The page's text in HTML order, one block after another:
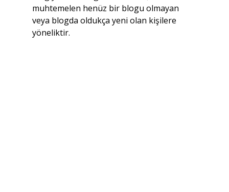
muhtemelen henüz bir blogu olmayan
veya blogda oldukça yeni olan kişilere
yöneliktir.